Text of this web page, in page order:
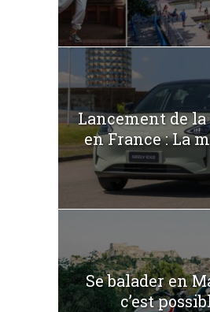
Lancement de la
en France : La
Se balader en
c’est